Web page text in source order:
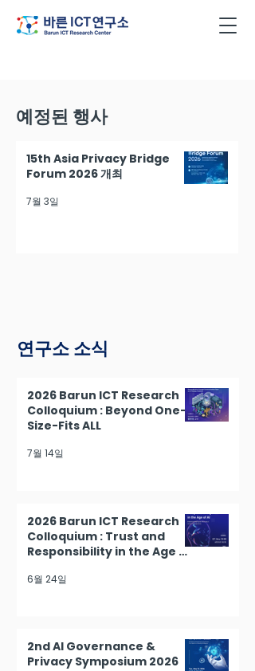
예정된 행사
15th Asia Privacy Bridge
Forum 2026 개최
7월 3일
연구소 소식
2026 Barun ICT Research
Colloquium : Beyond One-
Size-Fits ALL
7월 14일
2026 Barun ICT Research
Colloquium : Trust and
Responsibility in the Age of
6월 24일
2nd AI Governance &
Privacy Symposium 2026